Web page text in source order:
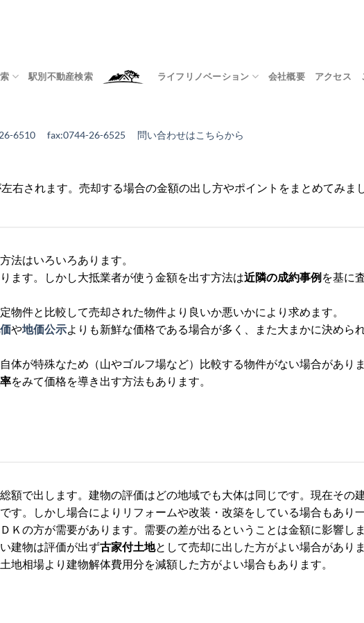
駅別不動産検索 ライフリノベーション 会社概要 アクセス
6510 fax:0744-26-6525 問い合わせはこちらから
右されます。売却する場合の金額の出し方やポイントをまとめてみまし
法はいろいろあります。
ます。しかし大抵業者が使う金額を出す方法は近隣の成約事例を基に
件と比較して売却された物件より良いか悪いかにより求めます。
や地価公示 よりも新鮮な価格である場合が多く、また大まかに決めら
体が特殊なため（山やゴルフ場など）比較する物件がない場合があり
をみて価格を導き出す方法もあります。
額で出します。建物の評価はどの地域でも大体は同じです。現在その
す。しかし場合によりリフォームや改装・改築をしている場合もあり
の方が需要があります。需要の差が出るということは金額に影響しま
建物は評価が出ず古家付土地として売却に出した方がよい場合があり
地相場より建物解体費用分を減額した方がよい場合もあります。